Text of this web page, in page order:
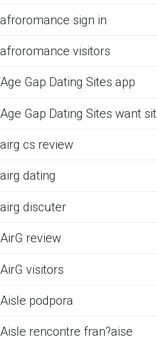
afroromance sign in
afroromance visitors
Age Gap Dating Sites app
Age Gap Dating Sites want
airg cs review
airg dating
airg discuter
AirG review
AirG visitors
Aisle podpora
Aisle rencontre fran?aise